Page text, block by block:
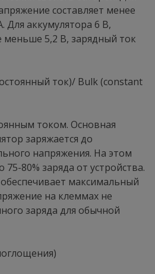
составляет менее
Для аккумулятора 6 В,
меньше 5,2 В, зарядный ток
ток)/ Bulk (constant
током. Основная
заряжается до
напряжения. На этом
75-80% заряда от устройства.
максимальный
на клеммах не
заряда для обычной